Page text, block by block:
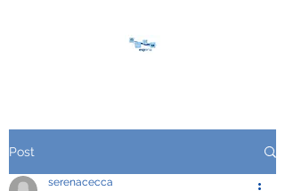
Post
serenacecca